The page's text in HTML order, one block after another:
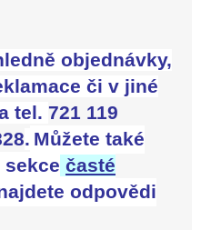
objednávky,
či v jiné
tel. 721 119
. Můžete také
časté
odpovědi